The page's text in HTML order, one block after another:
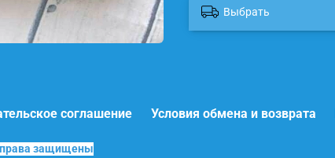
Выбрать
соглашение Условия обмена и возврата
права защищены